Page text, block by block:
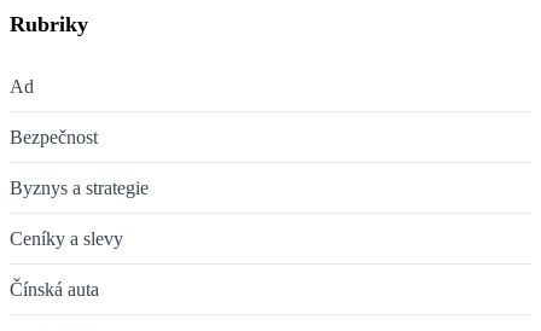
Rubriky
Ad
Bezpečnost
Byznys a strategie
Ceníky a slevy
Čínská auta